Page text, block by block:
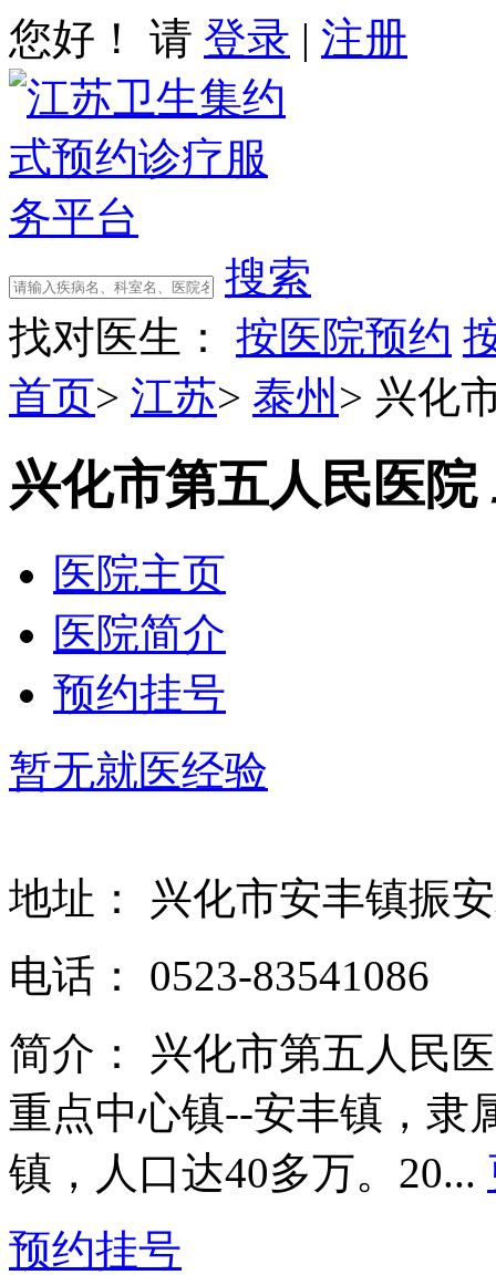
您好！ 请 登录 | 注册
搜索
找对医生：
按医院预约
首页> 江苏> 泰州 > 兴化
兴化市第五人民医院
医院主页
医院简介
预约挂号
暂无就医经验
地址：
兴化市安丰镇振
电话：
0523-83541086
简介：
兴化市第五人民
重点中心镇--安丰镇，隶
镇，人口达40多万。20...
预约挂号